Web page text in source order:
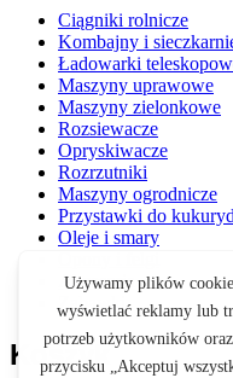
Ciągniki rolnicze
Kombajny i
Ładowarki
Maszyny uprawowe
Maszyny zielonkowe
Rozsiewacze
Opryskiwacze
Rozrzutniki
Maszyny ogrodnicze
Przystawki do
Oleje i smary
Akcesoria
Zabawki
Koszyk